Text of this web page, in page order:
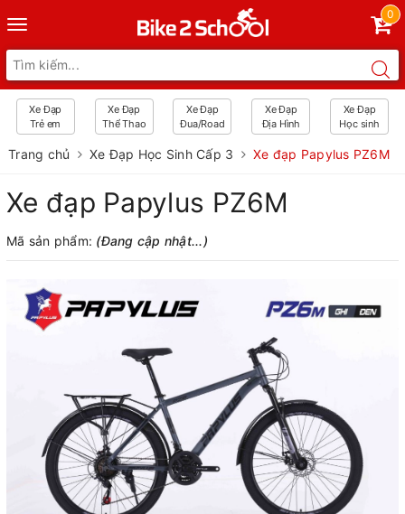
Toggle
navigation
0
Xe Đạp
Trẻ em
Xe Đạp
Thể Thao
Xe Đạp
Đua/Road
Xe Đạp
Địa Hình
Xe Đạp
Học sinh
Trang chủ Xe Đạp Học Sinh Cấp 3 Xe đạp Papylus PZ6M
Xe đạp Papylus PZ6M
Mã sản phẩm: (Đang cập nhật...)